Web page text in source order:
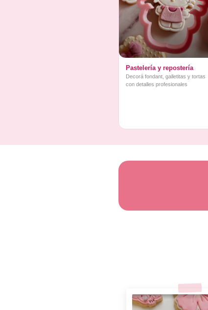
Pastelería y repostería
Decorá fondant, galletitas y tortas
con detalles profesionales